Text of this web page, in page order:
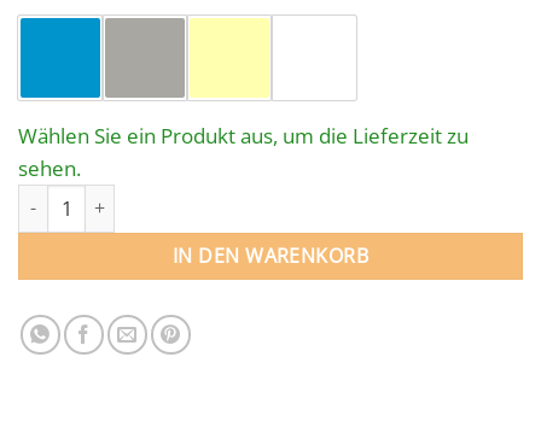
Wählen Sie ein Produkt aus, um die Lieferzeit zu
sehen.
Poolfolie ACHTFORM 625 x 360 / 120 cm für Stahlwandpool
IN DEN WARENKORB